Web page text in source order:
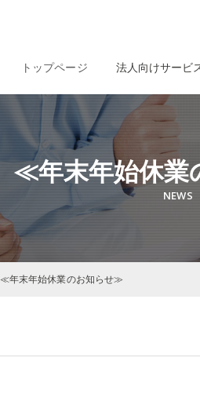
トップページ 法人向けサービ
≪年末年始休
≪年末年始休業のお知らせ≫